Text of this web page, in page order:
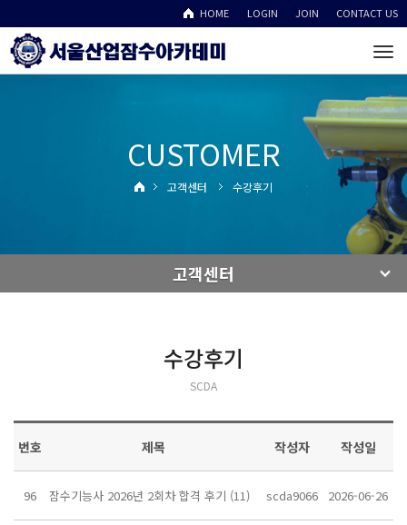
HOME LOGIN JOIN CONTACT US
CUSTOMER
고객센터 수강후기
고객센터
수강후기
SCDA
번호 제목 작성자 작성일
96 잠수기능사 2026년 2회차 합격 후기 (11) scda9066 2026-06-26